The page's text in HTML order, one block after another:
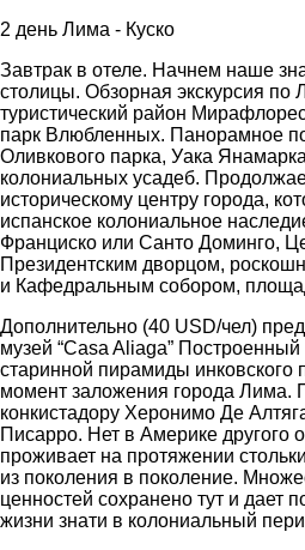
2 день Лима - Куско
Завтрак в отеле. Начнем наше
столицы. Обзорная экскурсия по
туристический район
парк Влюбленных. Панорамное
Оливкового парка, Уака
колониальных усадеб.
историческому центру города,
испанское колониальное
Франциско или Санто Доминго,
Президентским дворцом,
и Кафедральным собором,
Дополнительно (40 USD/чел)
музей “Casa Aliaga”
старинной пирамиды инковского
момент заложения города Лима.
конкистадору Херонимо Де
Писарро. Нет в Америке другого
проживает на протяжении
из поколения в поколение.
ценностей сохранено тут и дает
жизни знати в колониальный